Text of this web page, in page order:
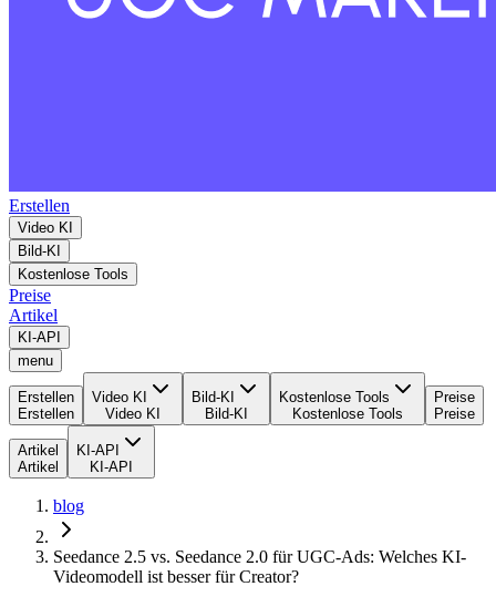
Erstellen
Video KI
Bild-KI
Kostenlose Tools
Preise
Artikel
KI-API
menu
Erstellen
Erstellen
Video KI
Video KI
Bild-KI
Bild-KI
Kostenlose Tools
Kostenlose Tools
Preise
Preise
Artikel
Artikel
KI-API
KI-API
blog
Seedance 2.5 vs. Seedance 2.0 für UGC-Ads: Welches KI-
Videomodell ist besser für Creator?